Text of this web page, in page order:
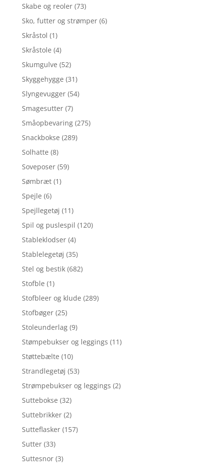
Skabe og reoler (73)
Sko, futter og strømper (6)
Skråstol (1)
Skråstole (4)
Skumgulve (52)
Skyggehygge (31)
Slyngevugger (54)
Smagesutter (7)
Småopbevaring (275)
Snackbokse (289)
Solhatte (8)
Soveposer (59)
Sømbræt (1)
Spejle (6)
Spejllegetøj (11)
Spil og puslespil (120)
Stableklodser (4)
Stablelegetøj (35)
Stel og bestik (682)
Stofble (1)
Stofbleer og klude (289)
Stofbøger (25)
Stoleunderlag (9)
Stømpebukser og leggings (11)
Støttebælte (10)
Strandlegetøj (53)
Strømpebukser og leggings (2)
Suttebokse (32)
Suttebrikker (2)
Sutteflasker (157)
Sutter (33)
Suttesnor (3)